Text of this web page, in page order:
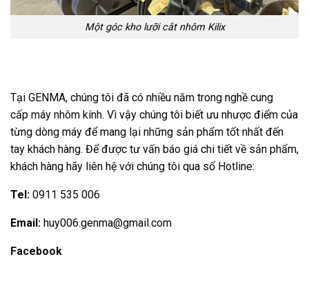
Một góc kho lưỡi cắt nhôm Kilix
Tại GENMA, chúng tôi đã có nhiều năm trong nghề cung
cấp máy nhôm kính. Vì vậy chúng tôi biết ưu nhược điểm của
từng dòng máy để mang lại những sản phẩm tốt nhất đến
tay khách hàng. Để được tư vấn báo giá chi tiết về sản phẩm,
khách hàng hãy liên hệ với chúng tôi qua số Hotline:
Tel: 0911 535 006
Email: huy006.genma@gmail.com
Facebook